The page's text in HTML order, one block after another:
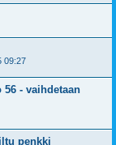
09:27
56 - vaihdetaan
penkki